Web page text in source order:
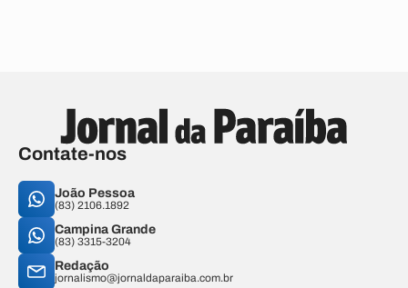
Contate-nos
João Pessoa
(83) 2106.1892
Campina Grande
(83) 3315-3204
Redação
jornalismo@jornaldaparaiba.com.br